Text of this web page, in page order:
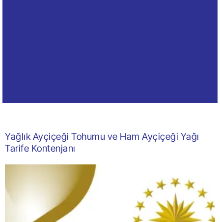
Yağlık Ayçiçeği Tohumu ve Ham Ayçiçeği Yağı
Tarife Kontenjanı